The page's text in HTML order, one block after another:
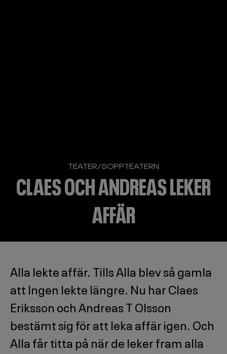
TEATER/SOPPTEATERN
CLAES OCH ANDREAS LEKER
AFFÄR
Alla lekte affär. Tills Alla blev så gamla
att Ingen lekte längre. Nu har Claes
Eriksson och Andreas T Olsson
bestämt sig för att leka affär igen. Och
Alla får titta på när de leker fram alla